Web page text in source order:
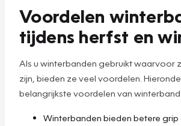
Voordelen
tijdens herfst en
Als u winterbanden gebruikt waarvoor
zijn, bieden ze veel voordelen.
belangrijkste voordelen van
Winterbanden bieden betere